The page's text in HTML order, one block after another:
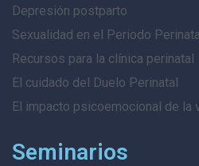
Depresión postparto
Sexualidad en el Periodo
Recursos para la clínica perinatal
El cuidado del Duelo Perinatal
El impacto psicoemocional de la
Seminarios